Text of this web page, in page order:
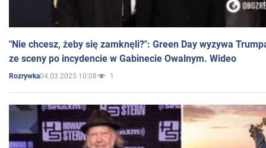
"Nie chcesz, żeby się zamknęli?": Green Day wyzywa
ze sceny po incydencie w Gabinecie Owalnym. Wideo
Rozrywka04.03.2025 10:08 1